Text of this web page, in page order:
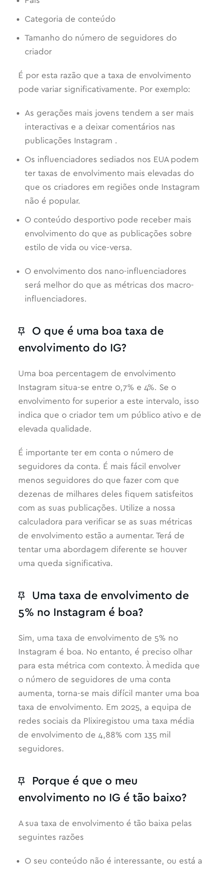
Categoria de conteúdo
Tamanho do número de seguidores do
criador
É por esta razão que a taxa de envolvimento
pode variar significativamente. Por exemplo:
As gerações mais jovens tendem a ser mais
interactivas e a deixar comentários nas
publicações Instagram .
Os influenciadores sediados nos EUA podem
ter taxas de envolvimento mais elevadas do
que os criadores em regiões onde Instagram
não é popular.
O conteúdo desportivo pode receber mais
envolvimento do que as publicações sobre
estilo de vida ou vice-versa.
O envolvimento dos nano-influenciadores
será melhor do que as métricas dos macro-
influenciadores.
O que é uma boa taxa de
envolvimento do IG?
Uma boa percentagem de envolvimento
Instagram situa-se entre 0,7% e 4%. Se o
envolvimento for superior a este intervalo, isso
indica que o criador tem um público ativo e de
elevada qualidade.
É importante ter em conta o número de
seguidores da conta. É mais fácil envolver
menos seguidores do que fazer com que
dezenas de milhares deles fiquem satisfeitos
com as suas publicações. Utilize a nossa
calculadora para verificar se as suas métricas
de envolvimento estão a aumentar. Terá de
tentar uma abordagem diferente se houver
uma queda significativa.
Uma taxa de envolvimento de
5% no Instagram é boa?
Sim, uma taxa de envolvimento de 5% no
Instagram é boa. No entanto, é preciso olhar
para esta métrica com contexto. À medida que
o número de seguidores de uma conta
aumenta, torna-se mais difícil manter uma boa
taxa de envolvimento. Em 2025, a equipa de
redes sociais da Plixiregistou uma taxa média
de envolvimento de 4,88% com 135 mil
seguidores.
Porque é que o meu
envolvimento no IG é tão baixo?
A sua taxa de envolvimento é tão baixa pelas
seguintes razões
O seu conteúdo não é interessante, ou está a